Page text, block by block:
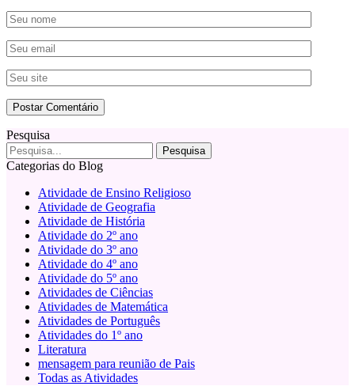
Pesquisa
Categorias do Blog
Atividade de Ensino Religioso
Atividade de Geografia
Atividade de História
Atividade do 2º ano
Atividade do 3º ano
Atividade do 4º ano
Atividade do 5º ano
Atividades de Ciências
Atividades de Matemática
Atividades de Português
Atividades do 1º ano
Literatura
mensagem para reunião de Pais
Todas as Atividades